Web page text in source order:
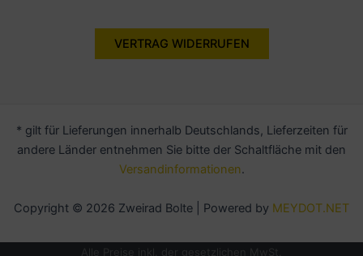
VERTRAG WIDERRUFEN
* gilt für Lieferungen innerhalb Deutschlands, Lieferzeiten für
andere Länder entnehmen Sie bitte der Schaltfläche mit den
Versandinformationen.
Copyright © 2026 Zweirad Bolte | Powered by MEYDOT.NET